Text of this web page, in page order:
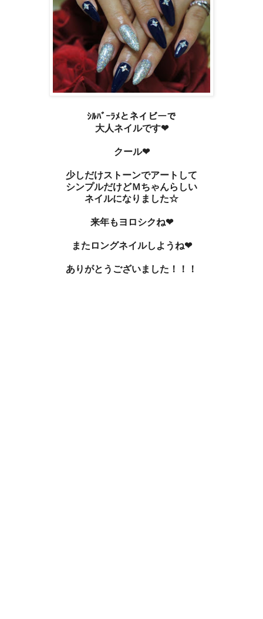
ｼﾙﾊﾞｰﾗﾒとネイビーで
大人ネイルです❤
クール❤
少しだけストーンでアートして
シンプルだけどＭちゃんらしい
ネイルになりました☆
来年もヨロシクね❤
またロングネイルしようね❤
ありがとうございました！！！